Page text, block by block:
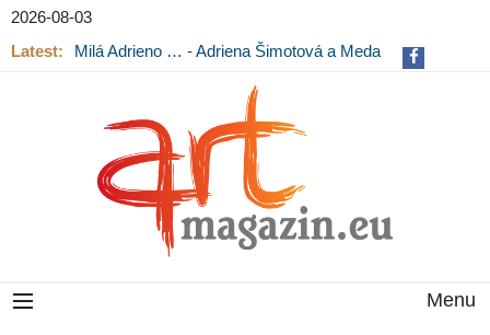
2026-08-03
Latest:
Milá Adrieno … - Adriena Šimotová a Meda
Menu